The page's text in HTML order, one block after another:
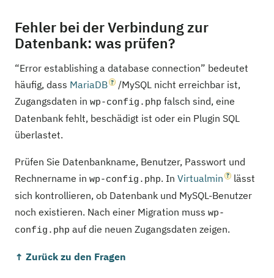
Fehler bei der Verbindung zur
Datenbank: was prüfen?
“Error establishing a database connection” bedeutet
häufig, dass MariaDB
/MySQL nicht erreichbar ist,
Zugangsdaten in wp-config.php falsch sind, eine
Datenbank fehlt, beschädigt ist oder ein Plugin SQL
überlastet.
Prüfen Sie Datenbankname, Benutzer, Passwort und
Rechnername in wp-config.php. In Virtualmin
lässt
sich kontrollieren, ob Datenbank und MySQL-Benutzer
noch existieren. Nach einer Migration muss wp-
config.php auf die neuen Zugangsdaten zeigen.
↑ Zurück zu den Fragen